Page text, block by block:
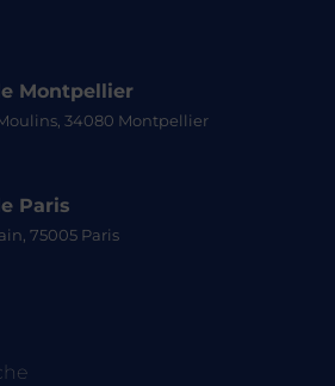
Montpellier
34080 Montpellier
Paris
75005 Paris